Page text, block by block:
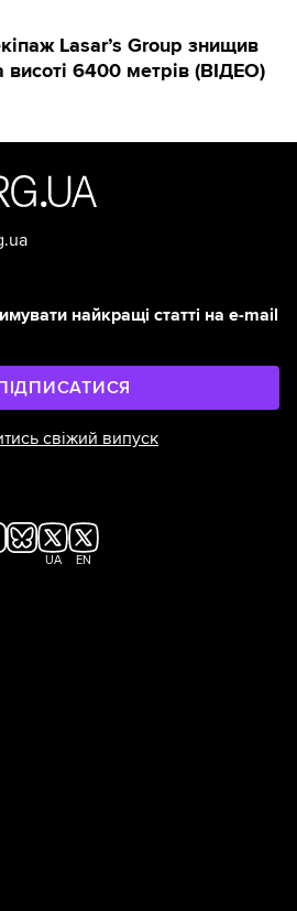
Lasar’s Group знищив
висоті 6400 метрів (ВІДЕО)
найкращі статті на e-mail
свіжий випуск
UA EN